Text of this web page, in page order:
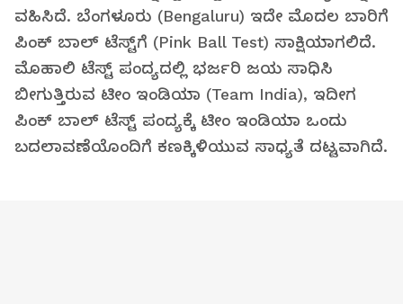
ವಹಿಸಿದೆ. ಬೆಂಗಳೂರು (Bengaluru) ಇದೇ ಮೊದಲ ಬಾರಿಗೆ
ಪಿಂಕ್ ಬಾಲ್ ಟೆಸ್ಟ್‌ಗೆ (Pink Ball Test) ಸಾಕ್ಷಿಯಾಗಲಿದೆ.
ಮೊಹಾಲಿ ಟೆಸ್ಟ್ ಪಂದ್ಯದಲ್ಲಿ ಭರ್ಜರಿ ಜಯ ಸಾಧಿಸಿ
ಬೀಗುತ್ತಿರುವ ಟೀಂ ಇಂಡಿಯಾ (Team India), ಇದೀಗ
ಪಿಂಕ್‌ ಬಾಲ್ ಟೆಸ್ಟ್‌ ಪಂದ್ಯಕ್ಕೆ ಟೀಂ ಇಂಡಿಯಾ ಒಂದು
ಬದಲಾವಣೆಯೊಂದಿಗೆ ಕಣಕ್ಕಿಳಿಯುವ ಸಾಧ್ಯತೆ ದಟ್ಟವಾಗಿದೆ.